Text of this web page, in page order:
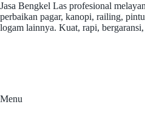
Jasa Bengkel Las profesional
perbaikan pagar, kanopi, railing,
logam lainnya. Kuat, rapi,
Menu